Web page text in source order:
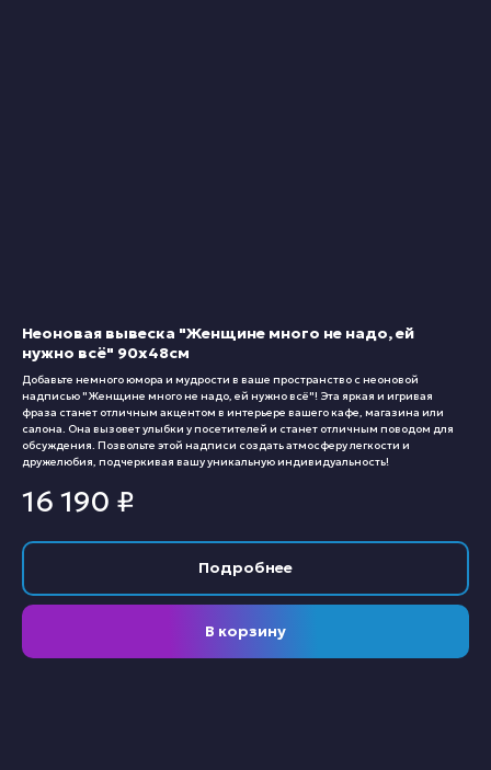
Неоновая вывеска "Женщине много не надо, ей
нужно всё" 90х48см
Добавьте немного юмора и мудрости в ваше пространство с неоновой
надписью "Женщине много не надо, ей нужно всё"! Эта яркая и игривая
фраза станет отличным акцентом в интерьере вашего кафе, магазина или
салона. Она вызовет улыбки у посетителей и станет отличным поводом для
обсуждения. Позвольте этой надписи создать атмосферу легкости и
дружелюбия, подчеркивая вашу уникальную индивидуальность!
16 190 ₽
Подробнее
В корзину